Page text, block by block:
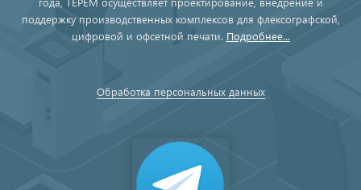
поддержку производственных комплексов для флексографской,
цифровой и офсетной печати. Подробнее...
Обработка персональных данных